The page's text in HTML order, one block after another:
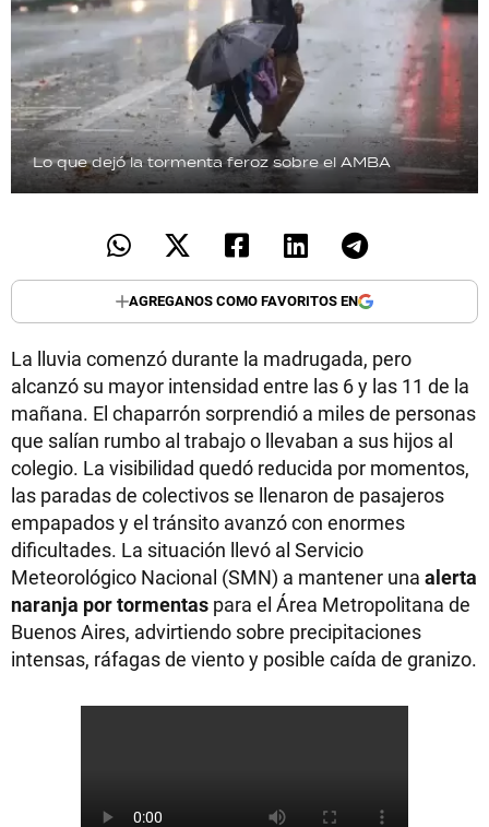
Lo que dejó la tormenta feroz sobre el AMBA
AGREGANOS COMO FAVORITOS EN
La lluvia comenzó durante la madrugada, pero
alcanzó su mayor intensidad entre las 6 y las 11 de la
mañana. El chaparrón sorprendió a miles de personas
que salían rumbo al trabajo o llevaban a sus hijos al
colegio. La visibilidad quedó reducida por momentos,
las paradas de colectivos se llenaron de pasajeros
empapados y el tránsito avanzó con enormes
dificultades. La situación llevó al Servicio
Meteorológico Nacional (SMN) a mantener una alerta
naranja por tormentas para el Área Metropolitana de
Buenos Aires, advirtiendo sobre precipitaciones
intensas, ráfagas de viento y posible caída de granizo.